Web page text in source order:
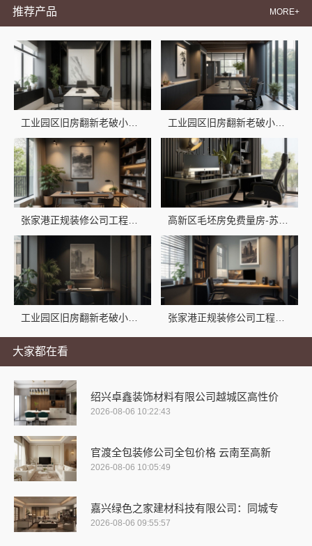
推荐产品 MORE+
大家都在看
绍兴卓鑫装饰材料有限公司越城区高性价
2026-08-06 10:22:43
官渡全包装修公司全包价格 云南至高新
2026-08-06 10:05:49
嘉兴绿色之家建材科技有限公司：同城专
2026-08-06 09:55:57